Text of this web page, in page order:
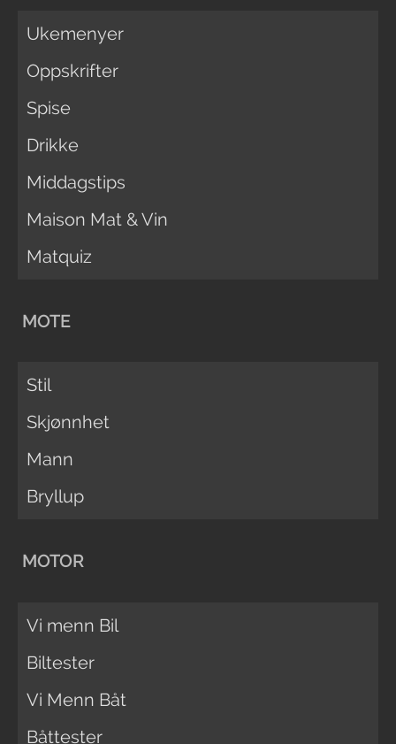
Ukemenyer
Oppskrifter
Spise
Drikke
Middagstips
Maison Mat & Vin
Matquiz
MOTE
Stil
Skjønnhet
Mann
Bryllup
MOTOR
Vi menn Bil
Biltester
Vi Menn Båt
Båttester